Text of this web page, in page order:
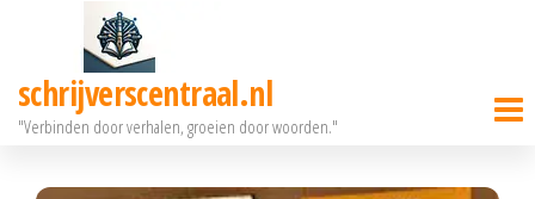
deschrijverscentraal.nl
"Verbinden door verhalen, groeien door woorden."